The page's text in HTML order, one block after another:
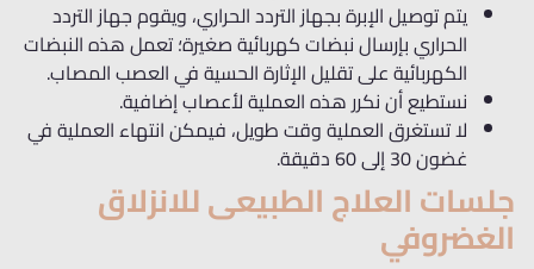
يتم توصيل الإبرة بجهاز التردد الحراري، ويقوم جهاز التردد
الحراري بإرسال نبضات كهربائية صغيرة؛ تعمل هذه النبضات
الكهربائية على تقليل الإثارة الحسية في العصب المصاب.
نستطيع أن نكرر هذه العملية لأعصاب إضافية.
لا تستغرق العملية وقت طويل، فيمكن انتهاء العملية في
غضون 30 إلى 60 دقيقة.
جلسات العلاج الطبيعى للانزلاق
الغضروفي